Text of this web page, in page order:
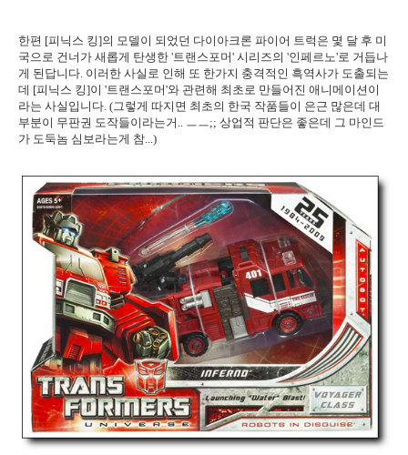
한편 [피닉스 킹]의 모델이 되었던 다이아크론 파이어 트럭은 몇 달 후 미
국으로 건너가 새롭게 탄생한 '트랜스포머' 시리즈의 '인페르노'로 거듭나
게 된답니다. 이러한 사실로 인해 또 한가지 충격적인 흑역사가 도출되는
데 [피닉스 킹]이 '트랜스포머'와 관련해 최초로 만들어진 애니메이션이
라는 사실입니다. (그렇게 따지면 최초의 한국 작품들이 은근 많은데 대
부분이 무판권 도작들이라는거.. ㅡㅡ;; 상업적 판단은 좋은데 그 마인드
가 도둑놈 심보라는게 참...)